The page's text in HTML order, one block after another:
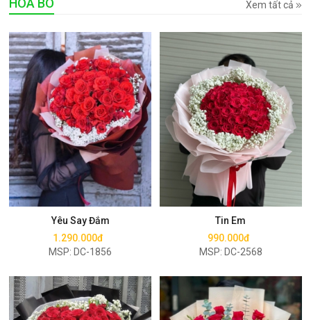
Xem tất cả
Yêu Say Đắm
1.290.000đ
MSP: DC-1856
Mua ngay
Tin Em
990.000đ
MSP: DC-2568
Mua ngay